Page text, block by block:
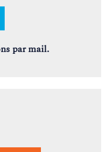
par mail.